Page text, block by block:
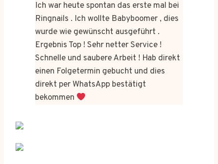
Ich war heute spontan das erste mal bei
Ringnails . Ich wollte Babyboomer , dies
wurde wie gewünscht ausgeführt .
Ergebnis Top ! Sehr netter Service !
Schnelle und saubere Arbeit ! Hab direkt
einen Folgetermin gebucht und dies
direkt per WhatsApp bestätigt
bekommen